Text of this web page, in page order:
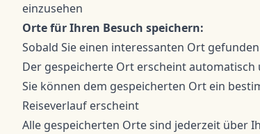
einzusehen
Orte für Ihren Besuch speichern:
Sobald Sie einen interessanten Ort
Der gespeicherte Ort erscheint
Sie können dem gespeicherten Ort ein
Reiseverlauf erscheint
Alle gespeicherten Orte sind jederzeit über